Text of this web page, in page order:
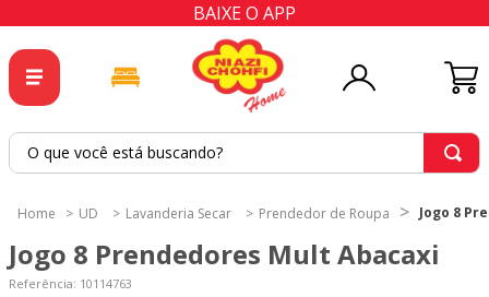
BAIXE O APP
O que você está buscando?
UD Lavanderia Secar Prendedor de Roupa Jogo 8
Jogo 8 Prendedores Mult Abacaxi
Referência: 10114763
2º
tapete